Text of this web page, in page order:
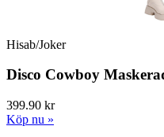
Hisab/Joker
Disco Cowboy
399.90 kr
Köp nu »